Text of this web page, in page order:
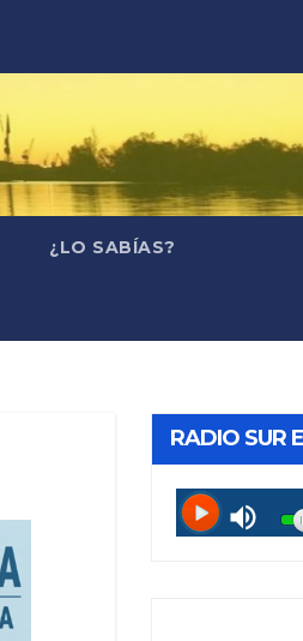
¿LO SABÍAS?
RADIO SUR